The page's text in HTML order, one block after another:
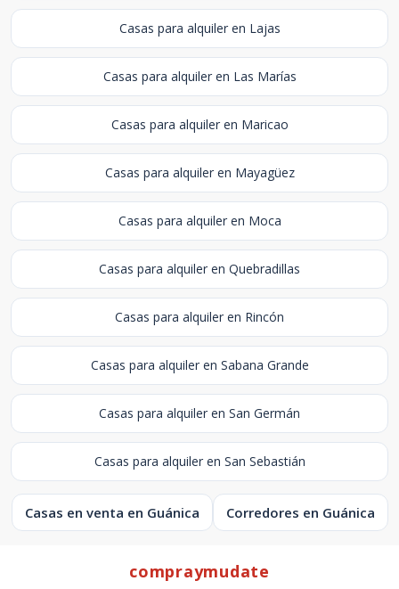
Casas para alquiler en Lajas
Casas para alquiler en Las Marías
Casas para alquiler en Maricao
Casas para alquiler en Mayagüez
Casas para alquiler en Moca
Casas para alquiler en Quebradillas
Casas para alquiler en Rincón
Casas para alquiler en Sabana Grande
Casas para alquiler en San Germán
Casas para alquiler en San Sebastián
Casas en venta en Guánica Corredores en Guánica
compraymudate